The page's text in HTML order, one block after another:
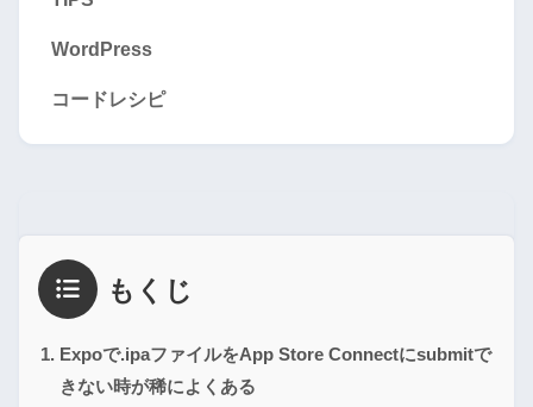
WordPress
コードレシピ
もくじ
Expoで.ipaファイルをApp Store Connectにsubmitで
きない時が稀によくある